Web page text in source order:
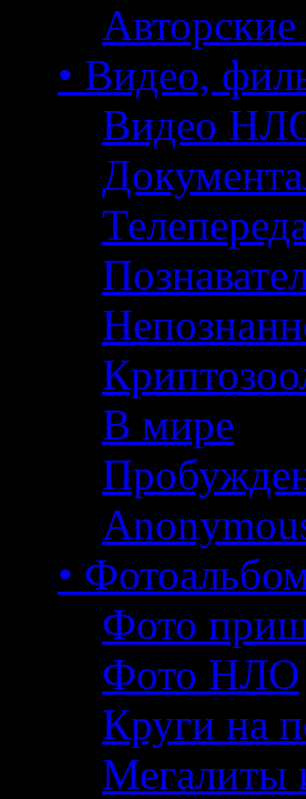
Авторские
• Видео,
Видео
В мире
•
Фото
Фото НЛО
Круги на
Мегалиты